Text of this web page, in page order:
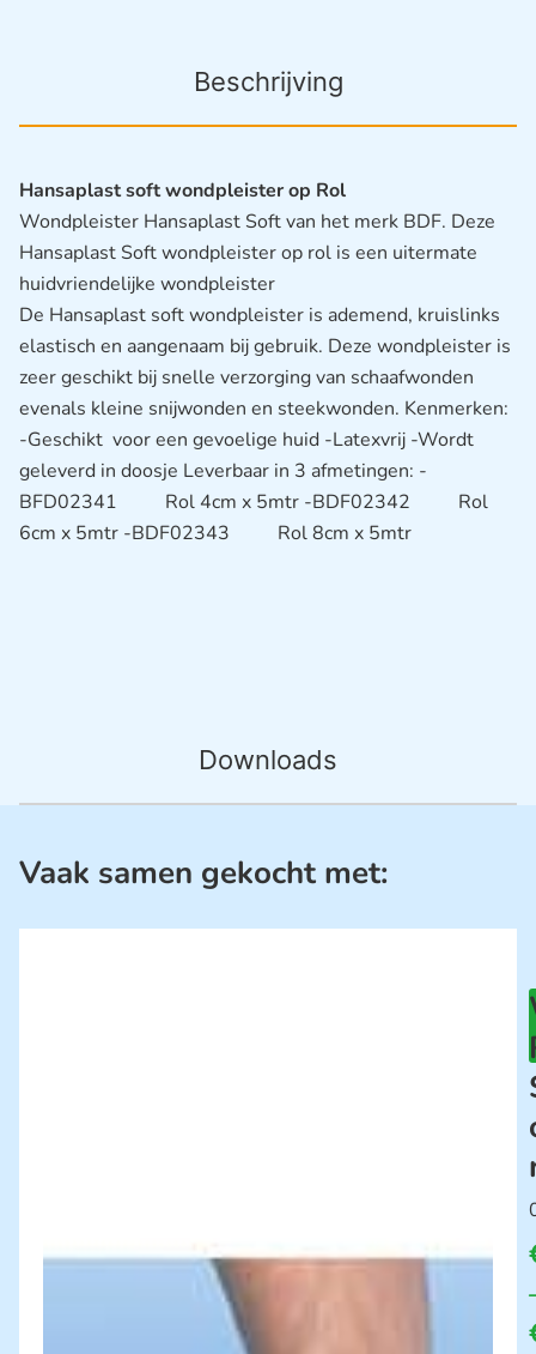
Beschrijving
Downloads
Hansaplast soft wondpleister op Rol
Wondpleister Hansaplast Soft van het merk BDF. Deze
Hansaplast Soft wondpleister op rol is een uitermate
huidvriendelijke wondpleister
De Hansaplast soft wondpleister is ademend, kruislinks
elastisch en aangenaam bij gebruik. Deze wondpleister is
zeer geschikt bij snelle verzorging van schaafwonden
evenals kleine snijwonden en steekwonden. Kenmerken:
-Geschikt voor een gevoelige huid -Latexvrij -Wordt
geleverd in doosje Leverbaar in 3 afmetingen: -
BFD02341 Rol 4cm x 5mtr -BDF02342 Rol
6cm x 5mtr -BDF02343 Rol 8cm x 5mtr
Vaak samen gekocht met: